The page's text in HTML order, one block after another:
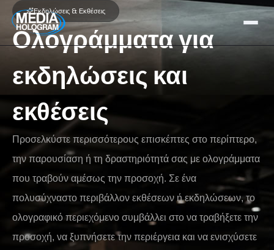
Προϊόντα
Έργα
Τελευταία νέα
Θέσεις εργασίας
Επικοινωνία
NL / BE FR GR / CY
Εκδηλώσεις & Εκθέσεις
Ολογράμματα για
εκδηλώσεις και
εκθέσεις
Προσελκύστε περισσότερους επισκέπτες στο περίπτερο,
την παρουσίαση ή τη δραστηριότητά σας με ολογράμματα
που τραβούν αμέσως την προσοχή. Σε ένα
πολυσύχναστο περιβάλλον εκθέσεων ή εκδηλώσεων, το
ολογραφικό περιεχόμενο συμβάλλει στο να τραβήξετε την
προσοχή, να ξυπνήσετε την περιέργεια και να ενισχύσετε